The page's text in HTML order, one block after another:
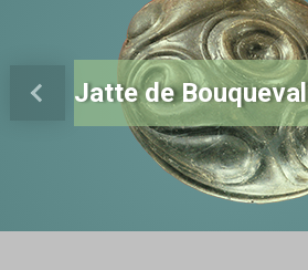
Jatte de Bouqueval
Previous